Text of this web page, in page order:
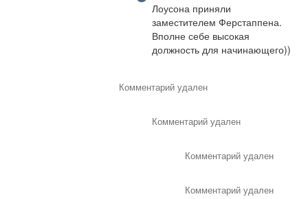
Лоусона приняли
заместителем Ферстаппена.
Вполне себе высокая
должность для начинающего))
Комментарий удален
Комментарий удален
Комментарий удален
Комментарий удален